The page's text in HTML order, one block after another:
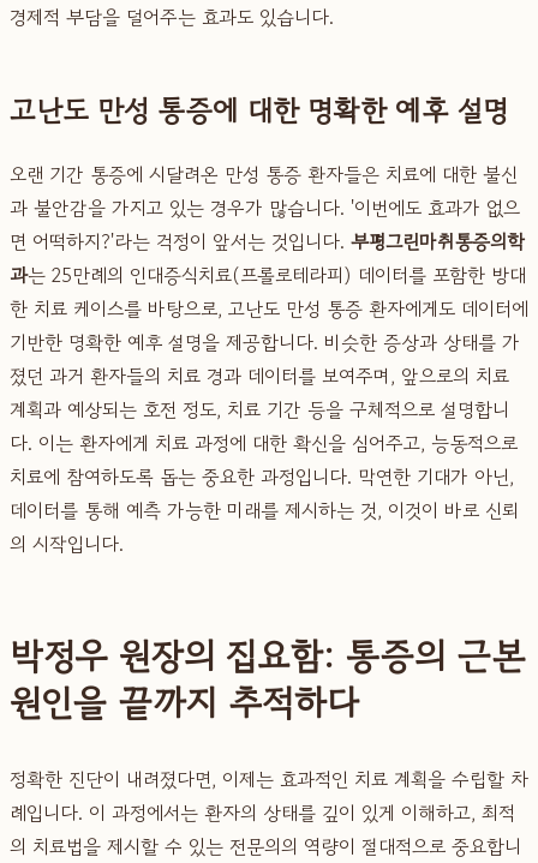
경제적 부담을 덜어주는 효과도 있습니다.
고난도 만성 통증에 대한 명확한 예후 설명
오랜 기간 통증에 시달려온 만성 통증 환자들은 치료에 대한 불신
과 불안감을 가지고 있는 경우가 많습니다. '이번에도 효과가 없으
면 어떡하지?'라는 걱정이 앞서는 것입니다. 부평그린마취통증의학
과는 25만례의 인대증식치료(프롤로테라피) 데이터를 포함한 방대
한 치료 케이스를 바탕으로, 고난도 만성 통증 환자에게도 데이터에
기반한 명확한 예후 설명을 제공합니다. 비슷한 증상과 상태를 가
졌던 과거 환자들의 치료 경과 데이터를 보여주며, 앞으로의 치료
계획과 예상되는 호전 정도, 치료 기간 등을 구체적으로 설명합니
다. 이는 환자에게 치료 과정에 대한 확신을 심어주고, 능동적으로
치료에 참여하도록 돕는 중요한 과정입니다. 막연한 기대가 아닌,
데이터를 통해 예측 가능한 미래를 제시하는 것, 이것이 바로 신뢰
의 시작입니다.
박정우 원장의 집요함: 통증의 근본
원인을 끝까지 추적하다
정확한 진단이 내려졌다면, 이제는 효과적인 치료 계획을 수립할 차
례입니다. 이 과정에서는 환자의 상태를 깊이 있게 이해하고, 최적
의 치료법을 제시할 수 있는 전문의의 역량이 절대적으로 중요합니